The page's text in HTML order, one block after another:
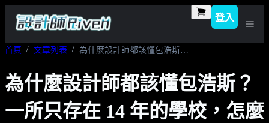
登入
首頁 文章列表 為什麼設計師都該懂包浩斯？一所只存在 14 年的學校，怎麼定義了百年設計
為什麼設計師都該懂包浩斯？
一所只存在 14 年的學校，怎麼